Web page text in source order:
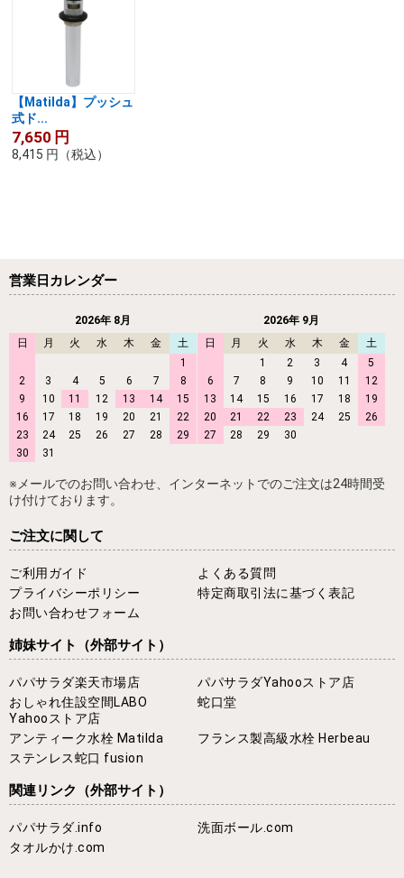
【Matilda】プッシュ
式ド...
7,650 円
8,415 円 （税込）
営業日カレンダー
2026年 8月
日
月 火 水 木 金
土
1
2
3 4 5 6 7
8
9
10 11 12 13 14
15
16
17 18 19 20 21
22
23
24 25 26 27 28
29
30
31
2026年 9月
日
月 火 水 木 金
土
1
2 3 4
5
6
7 8 9 10 11
12
13
14 15 16 17 18
19
20
21 22 23 24 25
26
27
28 29 30
※メールでのお問い合わせ、インターネットでのご注文は24時間受
け付けております。
ご注文に関して
ご利用ガイド
よくある質問
プライバシーポリシー
特定商取引法に基づく表記
お問い合わせフォーム
姉妹サイト （外部サイト）
パパサラダ楽天市場店
パパサラダYahooストア店
おしゃれ住設空間LABO
Yahooストア店
蛇口堂
アンティーク水栓 Matilda
フランス製高級水栓 Herbeau
ステンレス蛇口 fusion
関連リンク （外部サイト）
パパサラダ.info
洗面ボール.com
タオルかけ.com